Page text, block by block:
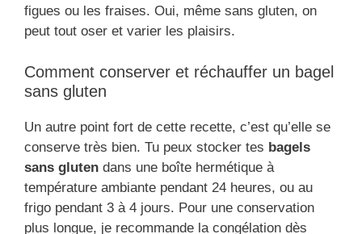
figues ou les fraises. Oui, même sans gluten, on
peut tout oser et varier les plaisirs.
Comment conserver et réchauffer un bagel
sans gluten
Un autre point fort de cette recette, c’est qu’elle se
conserve très bien. Tu peux stocker tes bagels
sans gluten dans une boîte hermétique à
température ambiante pendant 24 heures, ou au
frigo pendant 3 à 4 jours. Pour une conservation
plus longue, je recommande la congélation dès